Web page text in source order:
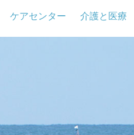
ケアセンター 介護と医療